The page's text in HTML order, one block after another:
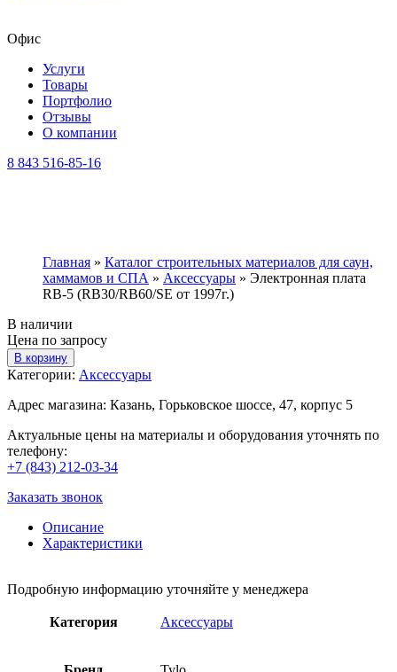
Офис
Услуги
Товары
Портфолио
Отзывы
О компании
8 843 516-85-16
Главная » Каталог строительных материалов для саун,
хаммамов и СПА » Аксессуары » Электронная плата
RB-5 (RB30/RB60/SE от 1997г.)
В наличии
Цена по запросу
В корзину
Категории: Аксессуары
Адрес магазина: Казань, Горьковское шоссе, 47, корпус 5
Актуальные цены на материалы и оборудования уточнять по
телефону:
+7 (843) 212-03-34
Заказать звонок
Описание
Характеристики
Подробную информацию уточняйте у менеджера
Категория Аксессуары